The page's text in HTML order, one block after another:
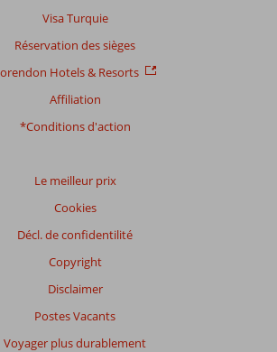
Visa Turquie
Réservation des sièges
Hotels & Resorts
Affiliation
*Conditions d'action
Le meilleur prix
Cookies
Décl. de confidentilité
Copyright
Disclaimer
Postes Vacants
Voyager plus durablement